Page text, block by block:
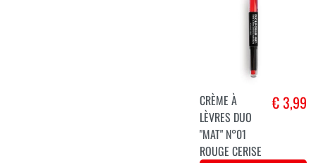
Cils courts
verts fluo
€ 3,2
Dans le panier